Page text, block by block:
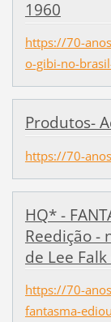
1960
https://70-
o-gibi-no-
Produtos-
https://70-
HQ* -
Reedição -
de Lee
https://70-
fantasma-